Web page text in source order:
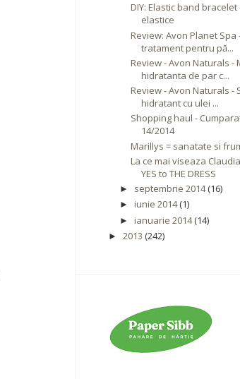
DIY: Elastic band
elastice
Review: Avon Planet Spa
tratament pentru pă...
Review - Avon Naturals -
hidratanta de par c...
Review - Avon Naturals -
hidratant cu ulei ...
Shopping haul -
14/2014
Marillys = sanatate si
La ce mai viseaza
YES to THE DRESS
► septembrie 2014(16)
► iunie 2014(1)
► ianuarie 2014(14)
► 2013 (242)